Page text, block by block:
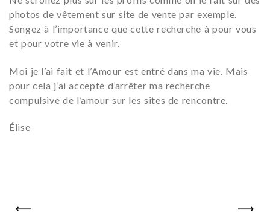
photos de vêtement sur site de vente par exemple.
Songez à l’importance que cette recherche à pour vous
et pour votre vie à venir.
Moi je l’ai fait et l’Amour est entré dans ma vie. Mais
pour cela j’ai accepté d’arrêter ma recherche
compulsive de l’amour sur les sites de rencontre.
Élise
PREV NEXT